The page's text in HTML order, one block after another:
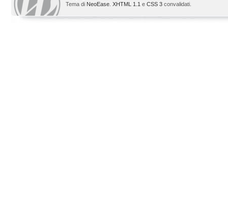
Tema di NeoEase XHTML 1.1 e CSS 3 convalidati.